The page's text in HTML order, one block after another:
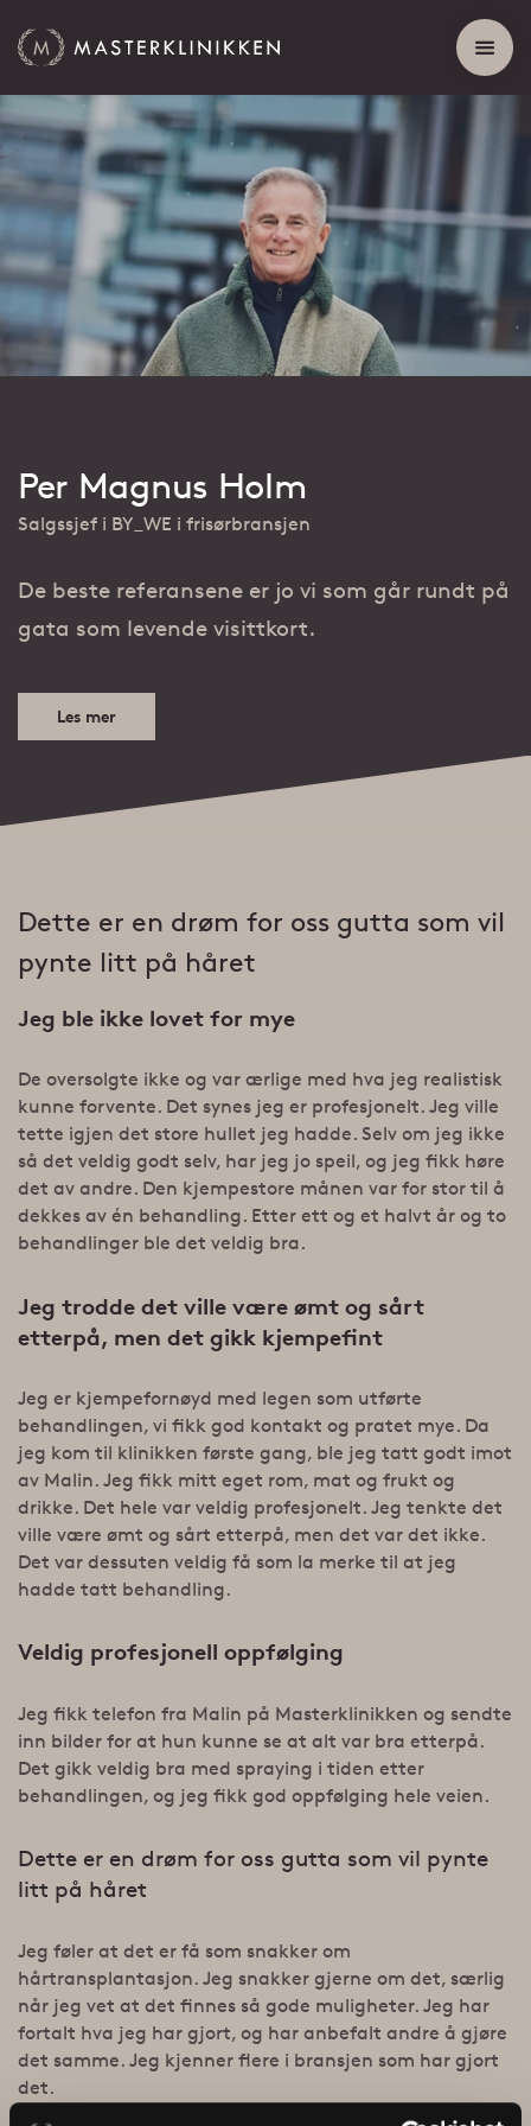
Per Magnus Holm
Salgssjef i BY_WE i frisørbransjen
De beste referansene er jo vi som går rundt på
gata som levende visittkort.
Les mer
Dette er en drøm for oss gutta som vil
pynte litt på håret
Jeg ble ikke lovet for mye
De oversolgte ikke og var ærlige med hva jeg realistisk
kunne forvente. Det synes jeg er profesjonelt. Jeg ville
tette igjen det store hullet jeg hadde. Selv om jeg ikke
så det veldig godt selv, har jeg jo speil, og jeg fikk høre
det av andre. Den kjempestore månen var for stor til å
dekkes av én behandling. Etter ett og et halvt år og to
behandlinger ble det veldig bra.
Jeg trodde det ville være ømt og sårt
etterpå, men det gikk kjempefint
Jeg er kjempefornøyd med legen som utførte
behandlingen, vi fikk god kontakt og pratet mye. Da
jeg kom til klinikken første gang, ble jeg tatt godt imot
av Malin. Jeg fikk mitt eget rom, mat og frukt og
drikke. Det hele var veldig profesjonelt. Jeg tenkte det
ville være ømt og sårt etterpå, men det var det ikke.
Det var dessuten veldig få som la merke til at jeg
hadde tatt behandling.
Veldig profesjonell oppfølging
Jeg fikk telefon fra Malin på Masterklinikken og sendte
inn bilder for at hun kunne se at alt var bra etterpå.
Det gikk veldig bra med spraying i tiden etter
behandlingen, og jeg fikk god oppfølging hele veien.
Dette er en drøm for oss gutta som vil pynte
litt på håret
Jeg føler at det er få som snakker om
hårtransplantasjon. Jeg snakker gjerne om det, særlig
når jeg vet at det finnes så gode muligheter. Jeg har
fortalt hva jeg har gjort, og har anbefalt andre å gjøre
det samme. Jeg kjenner flere i bransjen som har gjort
det.